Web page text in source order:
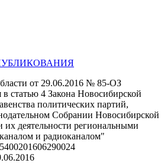
от 29.06.2016 № 85-ОЗ
статью 4 Закона Новосибирской
политических партий,
Собрании Новосибирской
их деятельности региональными
и радиоканалом"
5400201606290024